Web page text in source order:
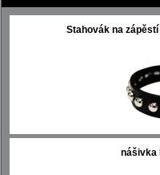
Stahovák na
nášivka